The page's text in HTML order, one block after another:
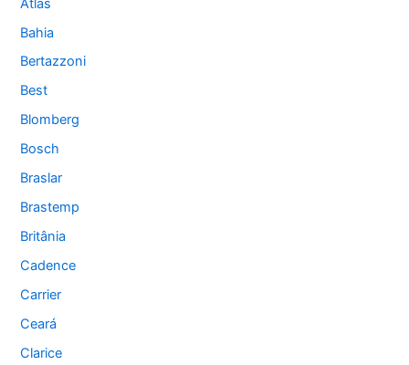
Atlas
Bahia
Bertazzoni
Best
Blomberg
Bosch
Braslar
Brastemp
Britânia
Cadence
Carrier
Ceará
Clarice